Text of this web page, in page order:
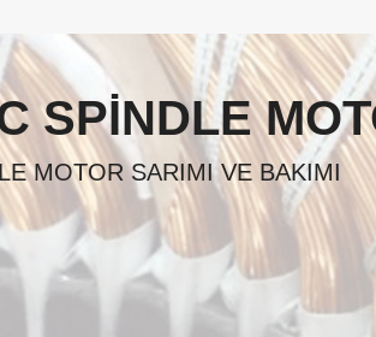
SPINDLE
MOTOR SARIMI VE BAKIMI